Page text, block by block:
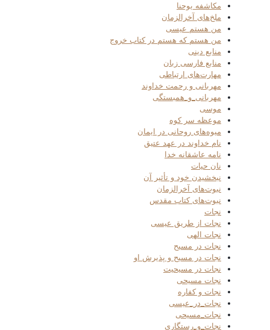
مکاشفه یوحنا
ملخ‌های آخرالزمان
من هستم عیسی
من هستم که هستم در کتاب خروج
منابع دینی
منابع فارسی زبان
مهارت‌های ارتباطی
مهربانی و رحمت خداوند
مهربانی_و_همبستگی
موسی
موعظه سر کوه
میوه‌های روحانی در ایمان
نام خداوند در عهد عتیق
نامه عاشقانه خدا
نان حیات
نبخشیدن خود و تأثیر آن
نبوت‌های آخرالزمان
نبوت‌های کتاب مقدس
نجات
نجات از طریق عیسی
نجات الهی
نجات در مسیح
نجات در مسیح و پذیرش او
نجات در مسیحیت
نجات مسیحی
نجات و کفاره
نجات_در_عیسی
نجات_مسیحی
نجات_و_رستگاری